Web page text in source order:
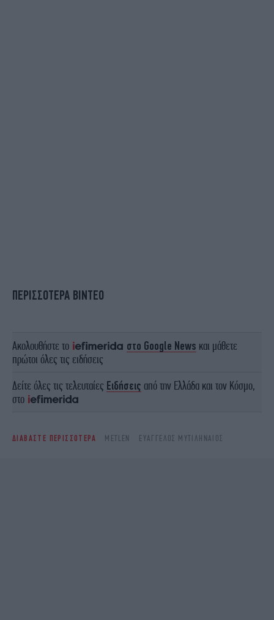
ΠΕΡΙΣΣΟΤΕΡΑ ΒΙΝΤΕΟ
Ακολουθήστε το στο Google News και μάθετε
πρώτοι όλες τις ειδήσεις
Δείτε όλες τις τελευταίες Ειδήσεις από την Ελλάδα και τον Κόσμο,
στο
ΔΙΑΒΑΣΤΕ ΠΕΡΙΣΣΟΤΕΡΑ METLEN ΕΥΆΓΓΕΛΟΣ ΜΥΤΙΛΗΝΑΊΟΣ